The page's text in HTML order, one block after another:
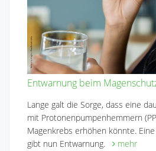
Entwarnung beim
Lange galt die Sorge, dass eine
mit Protonenpumpenhemmern
Magenkrebs erhöhen könnte.
gibt nun Entwarnung.
mehr